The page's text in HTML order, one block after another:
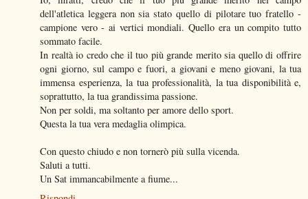
dell'atletica leggera non sia stato quello di pilotare tuo fratello -
campione vero - ai vertici mondiali. Quello era un compito tutto
sommato facile.
In realtà io credo che il tuo più grande merito sia quello di offrire
ogni giorno, sul campo e fuori, a giovani e meno giovani, la tua
immensa esperienza, la tua professionalità, la tua disponibilità e,
soprattutto, la tua grandissima passione.
Non per soldi, ma soltanto per amore dello sport.
Questa la tua vera medaglia olimpica.
Con questo chiudo e non tornerò più sulla vicenda.
Saluti a tutti.
Un Sat immancabilmente a fiume...